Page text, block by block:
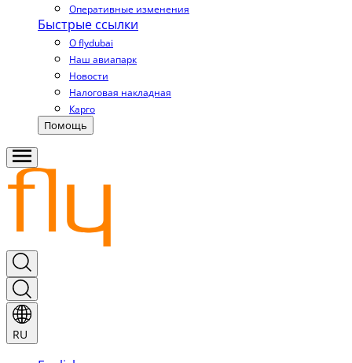
Оперативные изменения
Быстрые ссылки
О flydubai
Наш авиапарк
Новости
Налоговая накладная
Карго
Помощь
RU